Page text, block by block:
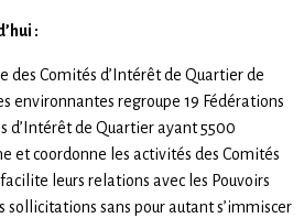
:
des Comités d’Intérêt de Quartier de
environnantes regroupe 19 Fédérations
d’Intérêt de Quartier ayant 5500
et coordonne les activités des Comités
leurs relations avec les Pouvoirs
sollicitations sans pour autant s’immiscer